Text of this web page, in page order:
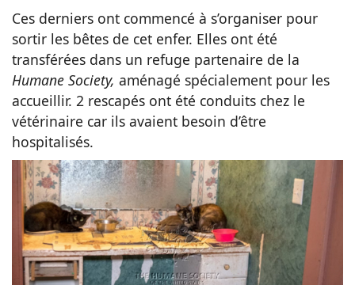
Ces derniers ont commencé à s’organiser pour
sortir les bêtes de cet enfer. Elles ont été
transférées dans un refuge partenaire de la
Humane Society, aménagé spécialement pour les
accueillir. 2 rescapés ont été conduits chez le
vétérinaire car ils avaient besoin d’être
hospitalisés.